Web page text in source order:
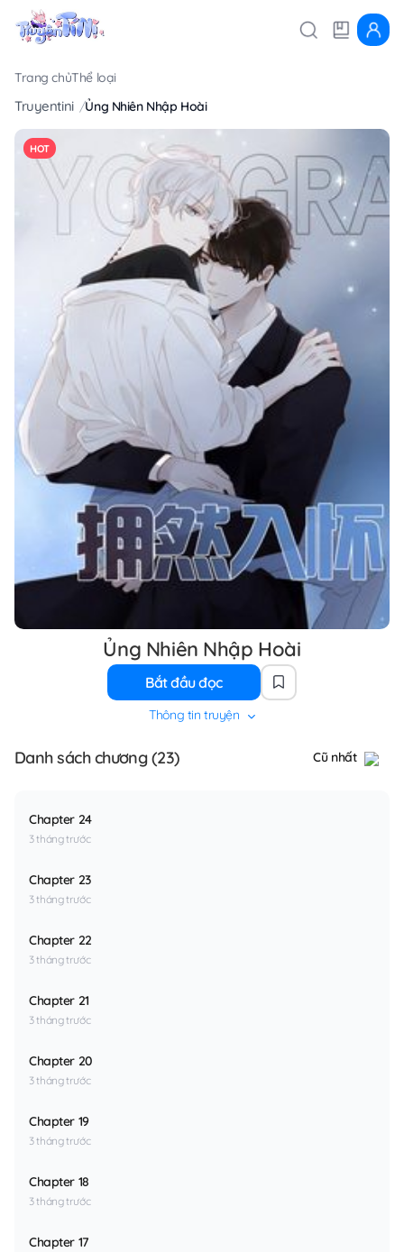
Trang chủThể loại
Truyentini Ủng Nhiên Nhập Hoài
HOT
Ủng Nhiên Nhập Hoài
Bắt đầu đọc
Thông tin truyện
Danh sách chương (23) Cũ nhất
Chapter 24
3 tháng trước
Chapter 23
3 tháng trước
Chapter 22
3 tháng trước
Chapter 21
3 tháng trước
Chapter 20
3 tháng trước
Chapter 19
3 tháng trước
Chapter 18
3 tháng trước
Chapter 17